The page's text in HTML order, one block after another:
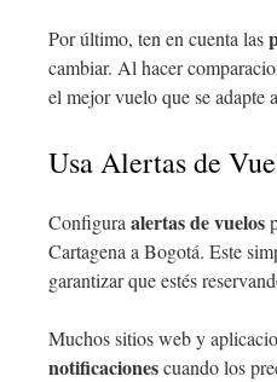
Por último, ten en cuenta las
cambiar. Al hacer
el mejor vuelo que se adapte
Usa Alertas de
Configura alertas de vuelos
Cartagena a Bogotá. Este
garantizar que estés
Muchos sitios web y
notificacionescuando los